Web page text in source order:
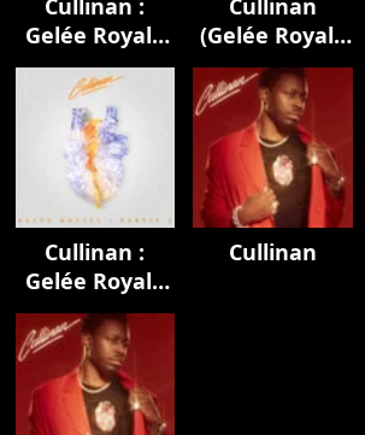
Cullinan :
Gelée Royale
(Partie 2)
Cullinan
(Gelée Royale
1 & 2)
Cullinan :
Gelée Royale
(Partie 2)
Cullinan